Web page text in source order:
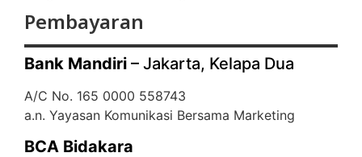
Pembayaran
Bank Mandiri – Jakarta, Kelapa Dua
A/C No. 165 0000 558743
a.n. Yayasan Komunikasi Bersama Marketing
BCA Bidakara